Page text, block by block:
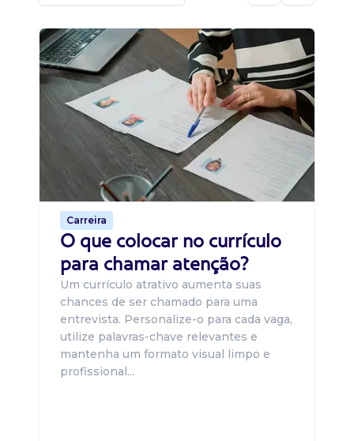
Carreira
O que colocar no currículo
para chamar atenção?
Um currículo atrativo aumenta suas
chances de ser chamado para uma
entrevista. Personalize-o para cada vaga,
utilize palavras-chave relevantes e
mantenha um formato visual limpo e
profissional...